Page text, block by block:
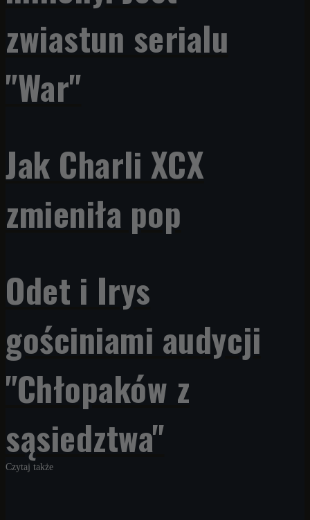
zwiastun serialu
"War"
Jak Charli XCX
zmieniła pop
Odet i Irys
gościniami audycji
"Chłopaków z
sąsiedztwa"
Czytaj także